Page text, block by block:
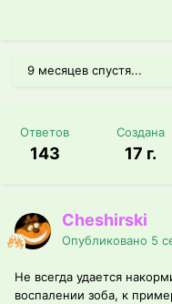
9 месяцев спустя...
Ответов
143
Создана
17 г.
Cheshirski
Опубликовано 5
Не всегда удается
воспалении зоба, к